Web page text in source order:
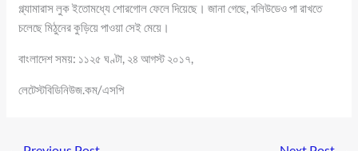
গ্ল্যামারাস লুক ইতোমধ্যে শোরগোল ফেলে দিয়েছে। জানা গেছে, বলিউডেও পা রাখতে
চলেছে মিঠুনের কুড়িয়ে পাওয়া সেই মেয়ে।
বাংলাদেশ সময়: ১১২৫ ঘণ্টা, ২৪ আগস্ট ২০১৭,
লেটেস্টবিডিনিউজ.কম/এসপি